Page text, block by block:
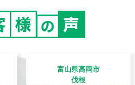
富山県高岡市
伐根